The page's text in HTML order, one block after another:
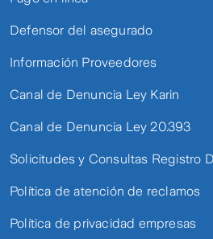
Defensor del asegurado
Información Proveedores
Canal de Denuncia Ley Karin
Canal de Denuncia Ley 20.393
Solicitudes y Consultas Registro
Política de atención de reclamos
Política de privacidad empresas